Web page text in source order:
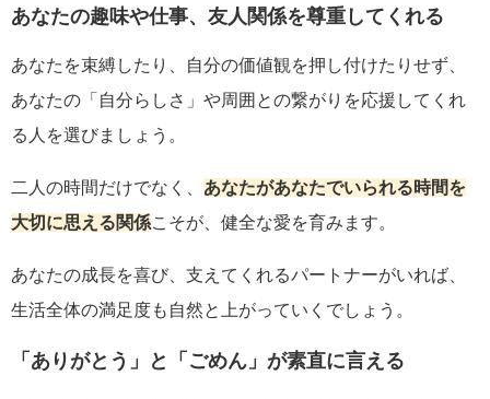
あなたの趣味や仕事、友人関係を尊重してくれる
あなたを束縛したり、自分の価値観を押し付けたりせず、
あなたの「自分らしさ」や周囲との繋がりを応援してくれ
る人を選びましょう。
二人の時間だけでなく、 あなたがあなたでいられる時間を
大切に思える関係こそが、健全な愛を育みます。
あなたの成長を喜び、支えてくれるパートナーがいれば、
生活全体の満足度も自然と上がっていくでしょう。
「ありがとう」と「ごめん」が素直に言える